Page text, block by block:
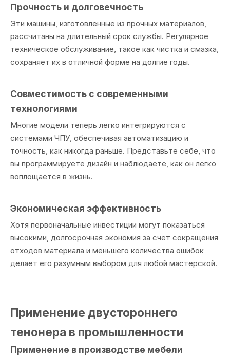
Прочность и долговечность
Эти машины, изготовленные из прочных материалов,
рассчитаны на длительный срок службы. Регулярное
техническое обслуживание, такое как чистка и смазка,
сохраняет их в отличной форме на долгие годы.
Совместимость с современными
технологиями
Многие модели теперь легко интегрируются с
системами ЧПУ, обеспечивая автоматизацию и
точность, как никогда раньше. Представьте себе, что
вы программируете дизайн и наблюдаете, как он легко
воплощается в жизнь.
Экономическая эффективность
Хотя первоначальные инвестиции могут показаться
высокими, долгосрочная экономия за счет сокращения
отходов материала и меньшего количества ошибок
делает его разумным выбором для любой мастерской.
Применение двустороннего
тенонера в промышленности
Применение в производстве мебели